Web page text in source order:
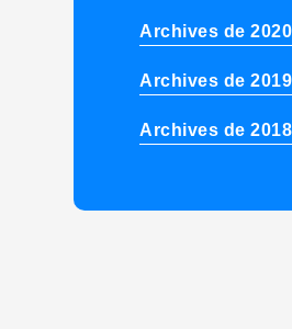
Archives de 2020
Archives de 2019
Archives de 2018